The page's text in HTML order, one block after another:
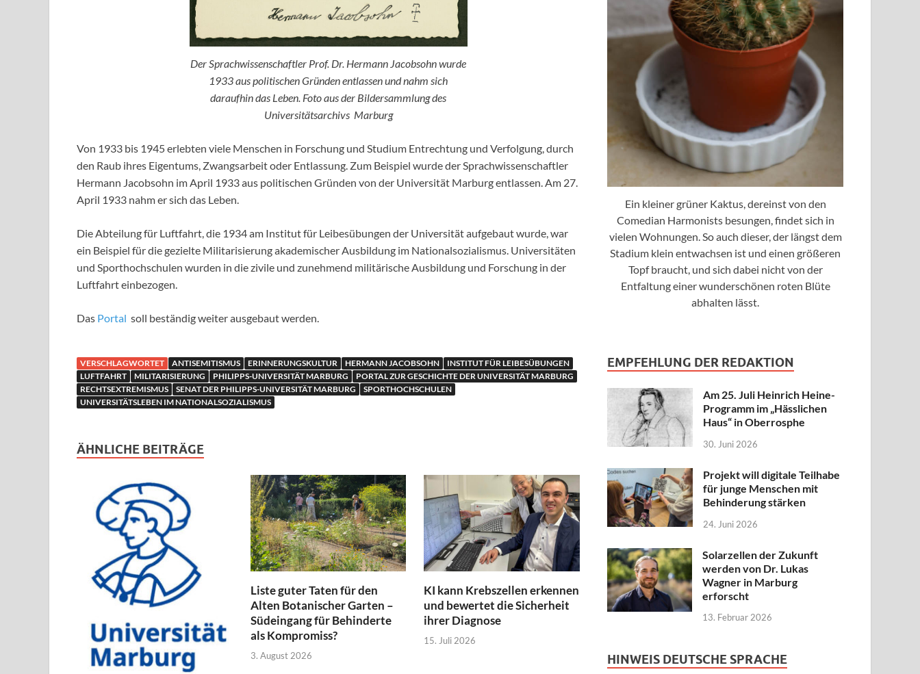
Der Sprachwissenschaftler Prof. Dr. Hermann Jacobsohn wurde
1933 aus politischen Gründen entlassen und nahm sich
daraufhin das Leben. Foto aus der Bildersammlung des
Universitätsarchivs Marburg
Von 1933 bis 1945 erlebten viele Menschen in Forschung und Studium Entrechtung und Verfolgung, durch
den Raub ihres Eigentums, Zwangsarbeit oder Entlassung. Zum Beispiel wurde der Sprachwissenschaftler
Hermann Jacobsohn im April 1933 aus politischen Gründen von der Universität Marburg entlassen. Am 27.
April 1933 nahm er sich das Leben.
Die Abteilung für Luftfahrt, die 1934 am Institut für Leibesübungen der Universität aufgebaut wurde, war
ein Beispiel für die gezielte Militarisierung akademischer Ausbildung im Nationalsozialismus. Universitäten
und Sporthochschulen wurden in die zivile und zunehmend militärische Ausbildung und Forschung in der
Luftfahrt einbezogen.
Das Portal soll beständig weiter ausgebaut werden.
VERSCHLAGWORTET ANTISEMITISMUS ERINNERUNGSKULTUR HERMANN JACOBSOHN
INSTITUT FÜR LEIBESÜBUNGEN
LUFTFAHRT
MILITARISIERUNG PHILIPPS-UNIVERSITÄT MARBURG
PORTAL ZUR GESCHICHTE DER UNIVERSITÄT MARBURG
RECHTSEXTREMISMUS
SENAT DER PHILIPPS-UNIVERSITÄT MARBURG
SPORTHOCHSCHULEN
UNIVERSITÄTSLEBEN IM NATIONALSOZIALISMUS
ÄHNLICHE BEITRÄGE
Liste guter Taten für den
Alten Botanischer Garten –
Südeingang für Behinderte
als Kompromiss?
3. August 2026
KI kann Krebszellen erkennen
und bewertet die Sicherheit
ihrer Diagnose
15. Juli 2026
Ein kleiner grüner Kaktus, dereinst von den
Comedian Harmonists besungen, findet sich in
vielen Wohnungen. So auch dieser, der längst dem
Stadium klein entwachsen ist und einen größeren
Topf braucht, und sich dabei nicht von der
Entfaltung einer wunderschönen roten Blüte
abhalten lässt.
EMPFEHLUNG DER REDAKTION
Am 25. Juli Heinrich Heine-
Programm im „Hässlichen
Haus“ in Oberrosphe
30. Juni 2026
Projekt will digitale Teilhabe
für junge Menschen mit
Behinderung stärken
24. Juni 2026
Solarzellen der Zukunft
werden von Dr. Lukas
Wagner in Marburg
erforscht
13. Februar 2026
HINWEIS DEUTSCHE SPRACHE